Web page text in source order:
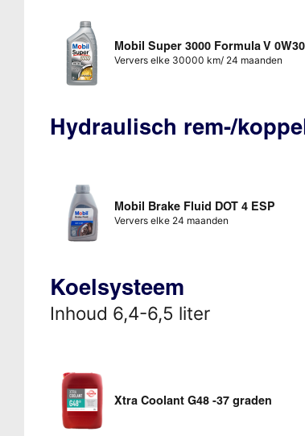
Mobil Super 3000 Formula V 0W30
Ververs elke 30000 km/ 24 maanden
Hydraulisch rem-/
Mobil Brake Fluid DOT 4 ESP
Ververs elke 24 maanden
Koelsysteem
Inhoud 6,4-6,5 liter
Xtra Coolant G48 -37 graden